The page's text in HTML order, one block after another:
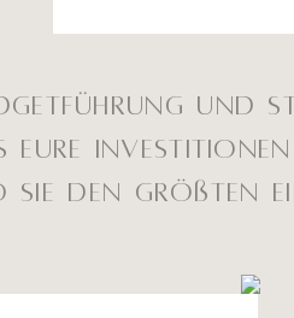
und
den größten